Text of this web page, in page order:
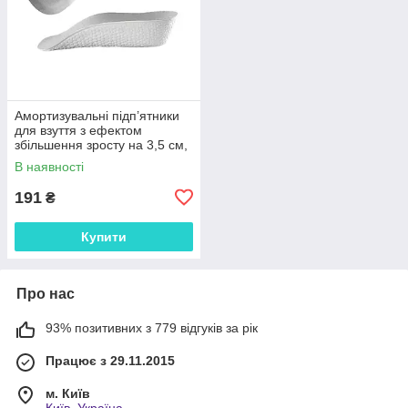
Амортизувальні підп’ятники
для взуття з ефектом
збільшення зросту на 3,5 см,
анатомічні вкладиші EVA 1
пара 29835
В наявності
191 ₴
Купити
Про нас
93% позитивних з 779 відгуків за рік
Працює з 29.11.2015
м. Київ